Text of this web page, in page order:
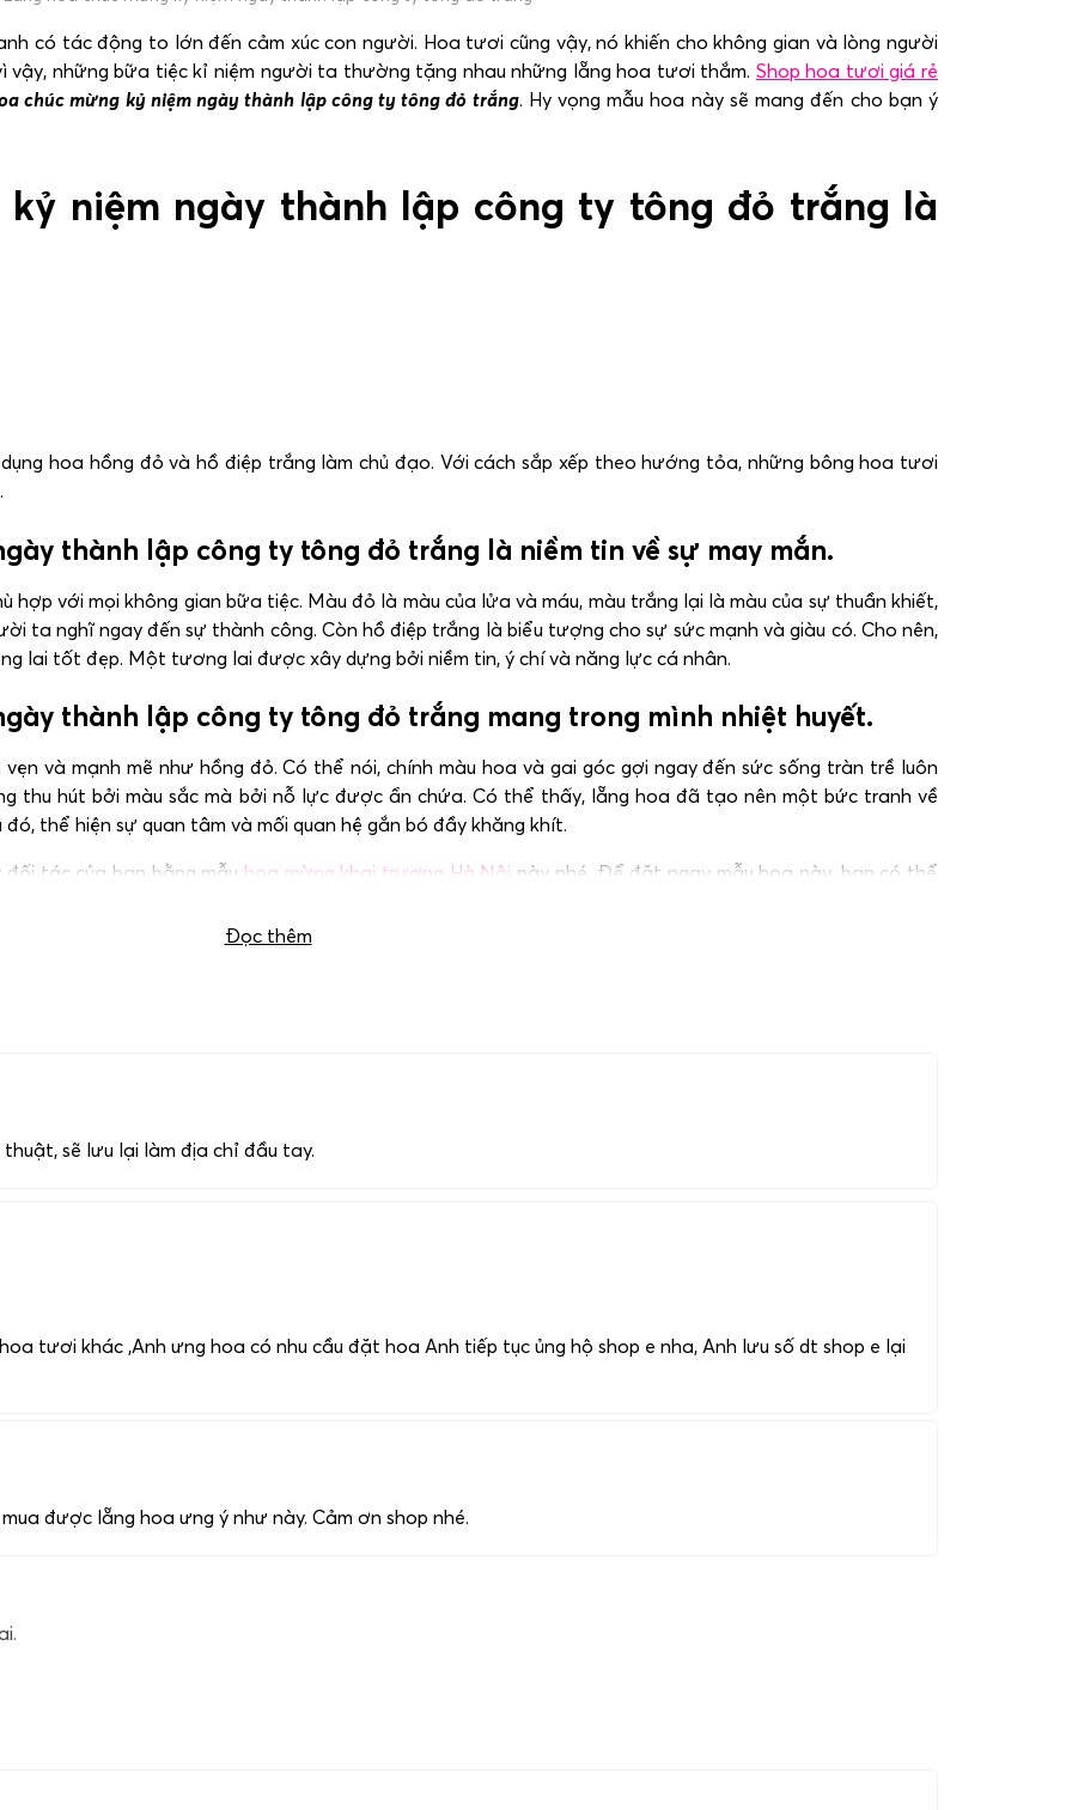
có tác động to lớn đến cảm xúc con người. Hoa tươi cũng vậy, nó khiến cho không gian và lòng người
vậy, những bữa tiệc kỉ niệm người ta thường tặng nhau những lẵng hoa tươi thắm. Shop hoa tươi giá rẻ
chúc mừng kỷ niệm ngày thành lập công ty tông đỏ trắng. Hy vọng mẫu hoa này sẽ mang đến cho bạn ý
kỷ niệm ngày thành lập công ty tông đỏ trắng là
hoa hồng đỏ và hồ điệp trắng làm chủ đạo. Với cách sắp xếp theo hướng tỏa, những bông hoa tươi
thành lập công ty tông đỏ trắng là niềm tin về sự may mắn.
hợp với mọi không gian bữa tiệc. Màu đỏ là màu của lửa và máu, màu trắng lại là màu của sự thuần khiết,
ta nghĩ ngay đến sự thành công. Còn hồ điệp trắng là biểu tượng cho sự sức mạnh và giàu có. Cho nên,
lai tốt đẹp. Một tương lai được xây dựng bởi niềm tin, ý chí và năng lực cá nhân.
thành lập công ty tông đỏ trắng mang trong mình nhiệt huyết.
và mạnh mẽ như hồng đỏ. Có thể nói, chính màu hoa và gai góc gợi ngay đến sức sống tràn trề luôn
thu hút bởi màu sắc mà bởi nỗ lực được ẩn chứa. Có thể thấy, lẵng hoa đã tạo nên một bức tranh về
thể hiện sự quan tâm và mối quan hệ gắn bó đầy khăng khít.
tác của bạn bằng mẫu hoa mừng khai trương Hà Nội này nhé. Để đặt ngay mẫu hoa này, bạn có thể
Đọc thêm
sẽ lưu lại làm địa chỉ đầu tay.
tươi khác ,Anh ưng hoa có nhu cầu đặt hoa Anh tiếp tục ủng hộ shop e nha, Anh lưu số dt shop e lại
được lẵng hoa ưng ý như này. Cảm ơn shop nhé.